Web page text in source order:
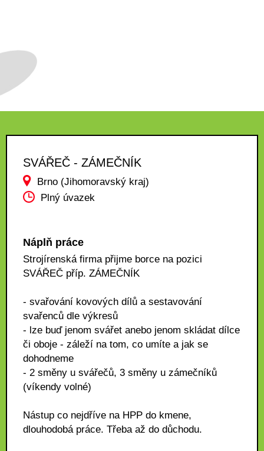
SVÁŘEČ - ZÁMEČNÍK
Brno (Jihomoravský kraj)
Plný úvazek
Náplň práce
Strojírenská firma přijme borce na pozici
SVÁŘEČ příp. ZÁMEČNÍK
- svařování kovových dílů a sestavování
svařenců dle výkresů
- lze buď jenom svářet anebo jenom skládat dílce
či oboje - záleží na tom, co umíte a jak se
dohodneme
- 2 směny u svářečů, 3 směny u zámečníků
(víkendy volné)
Nástup co nejdříve na HPP do kmene,
dlouhodobá práce. Třeba až do důchodu.